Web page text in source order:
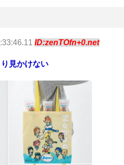
ID:zenTOfn+0.net
見かけない